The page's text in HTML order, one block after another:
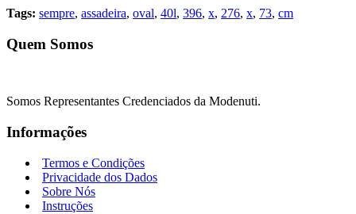
Tags: sempre, assadeira, oval, 40l, 396, x, 276, x, 73, cm
Quem Somos
Somos Representantes Credenciados da Modenuti.
Informações
Termos e Condições
Privacidade dos Dados
Sobre Nós
Instruções